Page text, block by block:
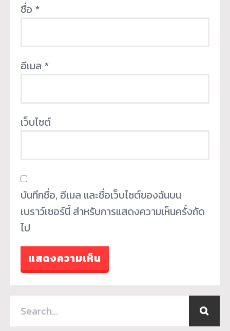
ชื่อ *
อีเมล *
เว็บไซต์
บันทึกชื่อ, อีเมล และชื่อเว็บไซต์ของฉันบน
เบราว์เซอร์นี้ สำหรับการแสดงความเห็นครั้งถัด
ไป